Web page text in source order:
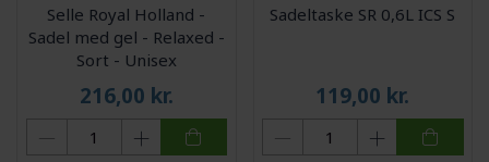
Selle Royal Holland -
Sadel med gel - Relaxed -
Sort - Unisex
216,00 kr.
Sadeltaske SR 0,6L ICS S
119,00 kr.